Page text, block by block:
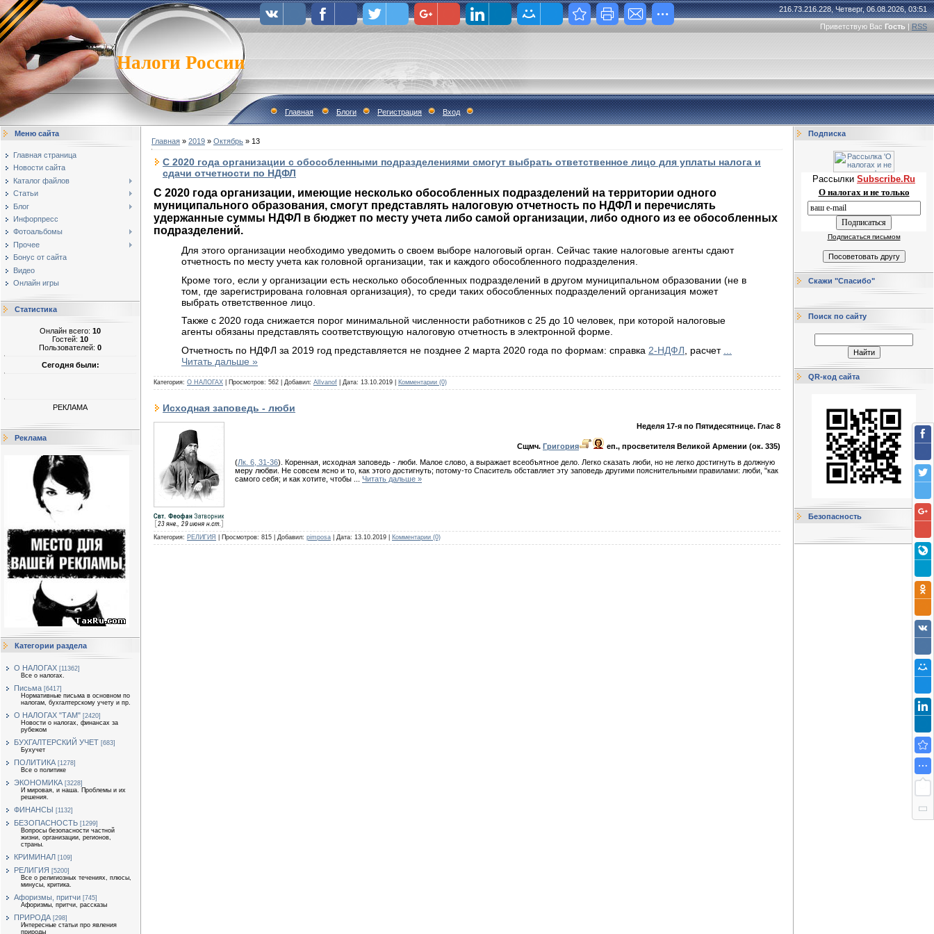
Налоги России
216.73.216.228, Четверг, 06.08.2026, 03:51
Приветствую Вас Гость | RSS
Главная Блоги Регистрация Вход
Меню сайта
Главная страница
Новости сайта
Каталог файлов
Статьи
Блог
Инфорпресс
Фотоальбомы
Прочее
Бонус от сайта
Видео
Онлайн игры
Статистика
Онлайн всего: 10
Гостей: 10
Пользователей: 0
Сегодня были:
РЕКЛАМА
Реклама
Категории раздела
О НАЛОГАХ [11362]
Все о налогах.
Письма [6417]
Нормативные письма в основном по
налогам, бухгалтерскому учету и пр.
О НАЛОГАХ "ТАМ" [2420]
Новости о налогах, финансах за
рубежом
БУХГАЛТЕРСКИЙ УЧЕТ [683]
Бухучет
ПОЛИТИКА [1278]
Все о политике
ЭКОНОМИКА [3228]
И мировая, и наша. Проблемы и их
решения.
ФИНАНСЫ [1132]
БЕЗОПАСНОСТЬ [1299]
Вопросы безопасности частной
жизни, организации, регионов,
страны.
КРИМИНАЛ [109]
РЕЛИГИЯ [5200]
Все о религиозных течениях, плюсы,
минусы, критика.
Афоризмы, притчи [745]
Афоризмы, притчи, рассказы
ПРИРОДА [298]
Интересные статьи про явления
природы
Главная » 2019 » Октябрь » 13
С 2020 года организации с обособленными подразделениями смогут выбрать ответственное лицо для уплаты налога и
сдачи отчетности по НДФЛ
С 2020 года организации, имеющие несколько обособленных подразделений на территории одного
муниципального образования, смогут представлять налоговую отчетность по НДФЛ и перечислять
удержанные суммы НДФЛ в бюджет по месту учета либо самой организации, либо одного из ее обособленных
подразделений.
Для этого организации необходимо уведомить о своем выборе налоговый орган. Сейчас такие налоговые агенты сдают
отчетность по месту учета как головной организации, так и каждого обособленного подразделения.
Кроме того, если у организации есть несколько обособленных подразделений в другом муниципальном образовании (не в
том, где зарегистрирована головная организация), то среди таких обособленных подразделений организация может
выбрать ответственное лицо.
Также с 2020 года снижается порог минимальной численности работников с 25 до 10 человек, при которой налоговые
агенты обязаны представлять соответствующую налоговую отчетность в электронной форме.
Отчетность по НДФЛ за 2019 год представляется не позднее 2 марта 2020 года по формам: справка 2-НДФЛ , расчет
Читать дальше »
Категория: О НАЛОГАХ Просмотров: 562 Добавил: AlIvanof Дата: 13.10.2019 Комментарии (0)
Исходная заповедь - люби
Неделя 17-я по Пятидесятнице. Глас 8
Сщмч. Григория
еп., просветителя Великой Армении (ок. 335)
(Лк. 6, 31-36). Коренная, исходная заповедь - люби. Малое слово, а выражает всеобъятное дело. Легко сказать люби, но не легко достигнуть в должную
меру любви. Не совсем ясно и то, как этого достигнуть; потому-то Спаситель обставляет эту заповедь другими пояснительными правилами: люби, "как
самого себя; и как хотите, чтобы
Читать дальше »
Категория: РЕЛИГИЯ Просмотров: 815 Добавил: pimposa Дата: 13.10.2019 Комментарии (0)
Подписка
Рассылки Subscribe.Ru
О налогах и не только
Подписаться письмом
Скажи "Спасибо"
Поиск по сайту
QR-код сайта
Безопасность